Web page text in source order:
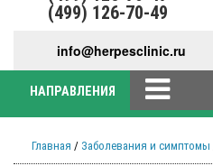
(499) 126-70-49
info@herpesclinic.ru
НАПРАВЛЕНИЯ
Главная / Заболевания и симптомы